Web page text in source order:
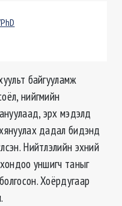
байгууламж
нийгмийн
эрх мэдэлд
дадал бидэнд
Нийтлэлийн эхний
уншигч таныг
Хоёрдугаар